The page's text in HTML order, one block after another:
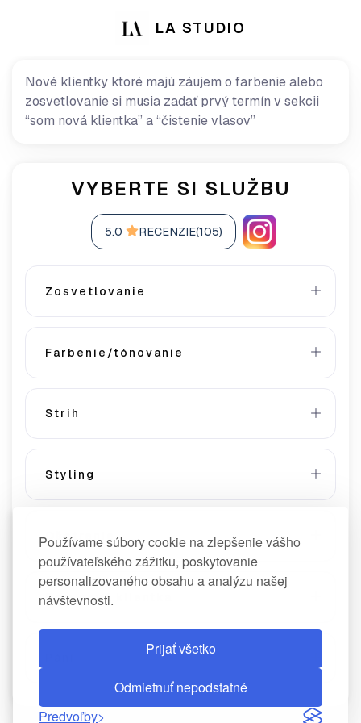
Používame súbory cookie na zlepšenie vášho
používateľského zážitku, poskytovanie
personalizovaného obsahu a analýzu našej
návštevnosti.
Prijať všetko
Odmietnuť nepodstatné
Predvoľby
LA STUDIO
Nové klientky ktoré majú záujem o farbenie alebo
zosvetlovanie si musia zadať prvý termín v sekcii
“som nová klientka” a “čistenie vlasov”
VYBERTE SI SLUŽBU
5.0 RECENZIE(105)
Zosvetlovanie
Farbenie/tónovanie
Strih
Styling
Ošetrenie
Som nová klientka